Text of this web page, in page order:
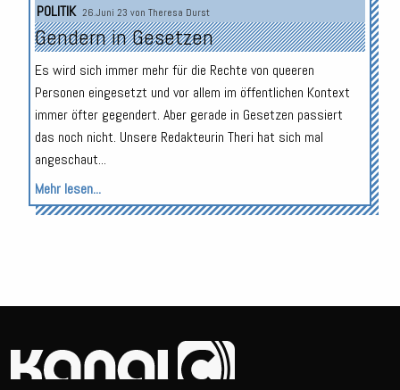
POLITIK 26.Juni 23 von Theresa Durst
Gendern in Gesetzen
Es wird sich immer mehr für die Rechte von queeren
Personen eingesetzt und vor allem im öffentlichen Kontext
immer öfter gegendert. Aber gerade in Gesetzen passiert
das noch nicht. Unsere Redakteurin Theri hat sich mal
angeschaut...
Mehr lesen...